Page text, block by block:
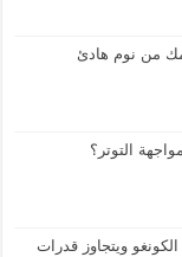
من نوم هادئ
التوتر؟
ويتجاوز قدرات